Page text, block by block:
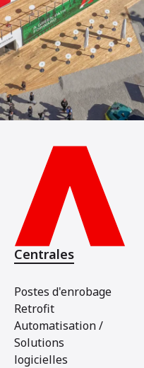
Centrales
Postes d'enrobage
Retrofit
Automatisation /
Solutions
logicielles